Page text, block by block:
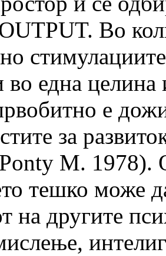
Во
во една
е
за
M. 1978).
тешко може
на другите